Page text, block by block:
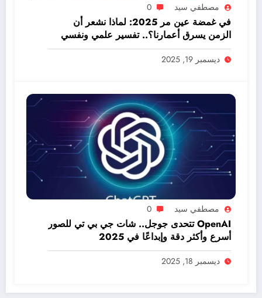
مصطفي سيد 0
في غمضة عين مر 2025: لماذا نشعر أن
الزمن يسرق أعمارنا؟.. تفسير علمي ونفسي
ديسمبر 19, 2025
مصطفي سيد 0
OpenAI تتحدى جوجل.. شات جي بي تي للصور
أسرع وأكثر دقة وإبداعًا في 2025
ديسمبر 18, 2025